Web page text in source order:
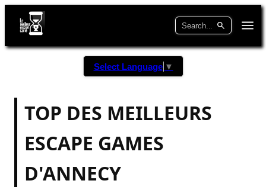
Select Language ▼
TOP DES MEILLEURS
ESCAPE GAMES
D'ANNECY